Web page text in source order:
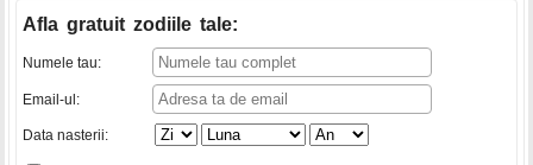
Afla gratuit zodiile tale:
Numele tau:
Email-ul:
Data nasterii: